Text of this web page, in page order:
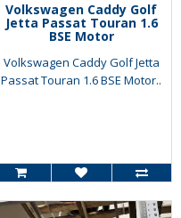
Volkswagen Caddy Golf
Jetta Passat Touran 1.6
BSE Motor
Volkswagen Caddy Golf Jetta
Passat Touran 1.6 BSE Motor..